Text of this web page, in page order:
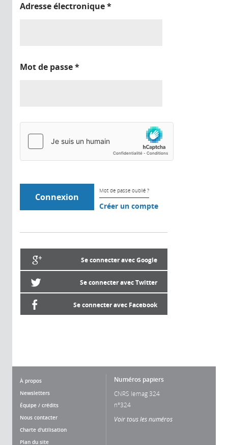
Adresse électronique*
Mot de passe*
Mot de passe oublié ?
Créer un compte
Se connecter avec Google
Se connecter avec Twitter
Se connecter avec Facebook
À propos
Newsletters
Équipe / crédits
Nous contacter
Charte d'utilisation
Plan du site
Numéros papiers
CNRS lemag 324
n°324
Voir tous les numéros